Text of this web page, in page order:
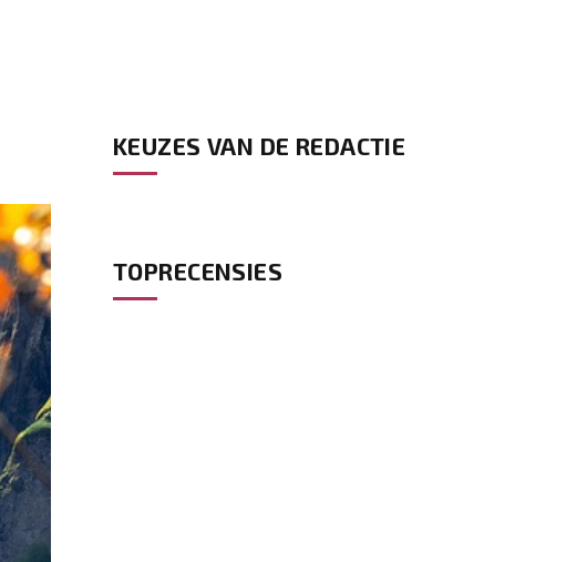
KEUZES VAN DE REDACTIE
TOPRECENSIES